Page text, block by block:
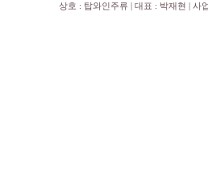
상호 : 탑와인주류 | 대표 : 박재현 | 사